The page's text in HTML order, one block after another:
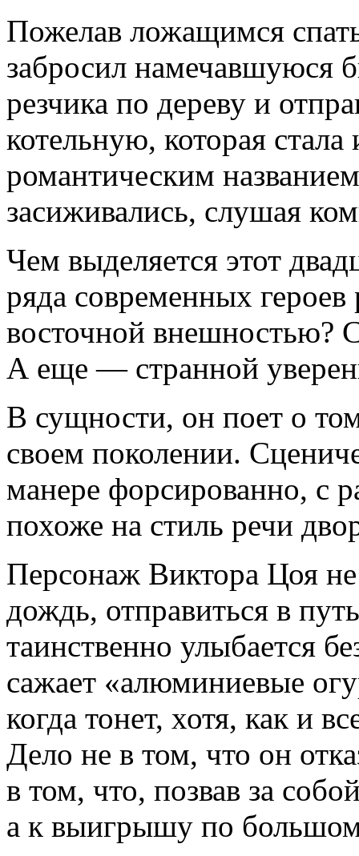
Пожелав ложащимся
забросил намечавшуюся
резчика по дереву и
котельную, которая
романтическим
засиживались, слушая
Чем выделяется этот
ряда современных
восточной внешностью?
А еще — странной
В сущности, он поет о
своем поколении.
манере форсированно, с
похоже на стиль речи
Персонаж Виктора Цоя
дождь, отправиться в
таинственно улыбается
сажает «алюминиевые
когда тонет, хотя, как и
Дело не в том, что он
в том, что, позвав за
а к выигрышу по